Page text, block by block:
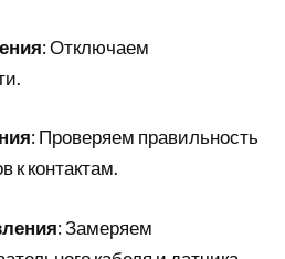
: Отключаем
: Проверяем правильность
к контактам.
: Замеряем